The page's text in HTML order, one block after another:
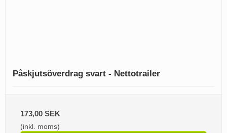
Påskjutsöverdrag svart - Nettotrailer
173,00 SEK
(inkl. moms)